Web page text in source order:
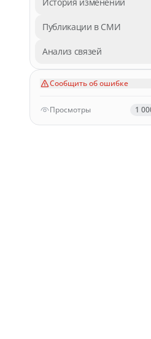
Публикации в СМИ
Анализ связей
Сообщить об ошибке
Просмотры 1